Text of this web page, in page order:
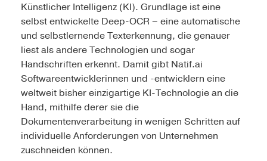
Künstlicher Intelligenz (KI). Grundlage ist eine
selbst entwickelte Deep-OCR – eine automatische
und selbstlernende Texterkennung, die genauer
liest als andere Technologien und sogar
Handschriften erkennt. Damit gibt Natif.ai
Softwareentwicklerinnen und -entwicklern eine
weltweit bisher einzigartige KI-Technologie an die
Hand, mithilfe derer sie die
Dokumentenverarbeitung in wenigen Schritten auf
individuelle Anforderungen von Unternehmen
zuschneiden können.